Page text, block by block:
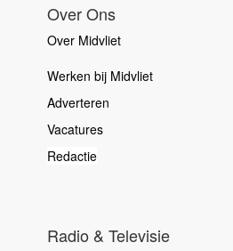
Over Ons
Over Midvliet
Werken bij Midvliet
Adverteren
Vacatures
Redactie
Radio & Televisie